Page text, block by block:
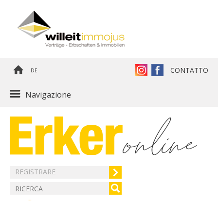
DE CONTATTO
Navigazione
REGISTRARE